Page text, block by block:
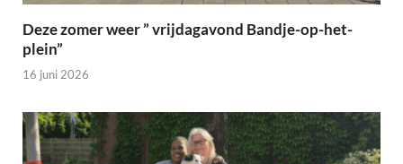
Deze zomer weer ” vrijdagavond Bandje-op-het-
plein”
16 juni 2026